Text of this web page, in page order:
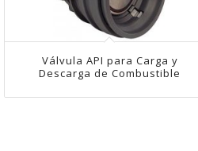
Válvula API para Carga y
Descarga de Combustible